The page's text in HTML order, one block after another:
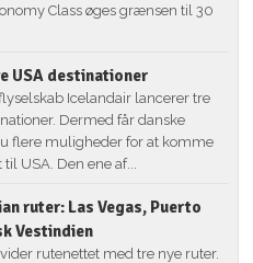
Class øges grænsen til 30
USA destinationer
Icelandair lancerer tre
Dermed får danske
flere muligheder for at komme
USA. Den ene af...
ruter: Las Vegas, Puerto
Vestindien
rutenettet med tre nye ruter.